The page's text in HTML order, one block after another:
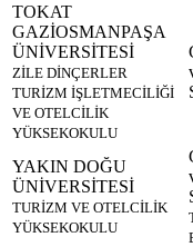
TOKAT
GAZİOSMANPAŞA
ÜNİVERSİTESİ
ZİLE DİNÇERLER
TURİZM İŞLETMECİLİĞİ
VE OTELCİLİK
YÜKSEKOKULU
YAKIN DOĞU
ÜNİVERSİTESİ
TURİZM VE OTELCİLİK
YÜKSEKOKULU